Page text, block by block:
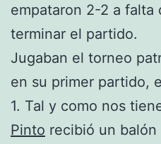
empataron 2-2 a falta
terminar el partido.
Jugaban el torneo
en su primer partido,
1. Tal y como nos
Pinto recibió un